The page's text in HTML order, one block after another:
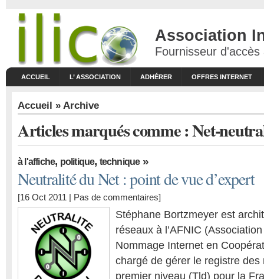
Association
Fournisseur
ACCUEIL L’ ASSOCIATION ADHÉRER OFFRES INTERNET
Accueil » Archive
Articles marqués comme : Net-
à l'affiche, politique, technique»
Neutralité du Net : point de vue d’expert
[16 Oct 2011 | Pas de commentaires]
Stéphane Bortzmeyer est
réseaux à l’AFNIC
Nommage Internet en
chargé de gérer le registre
premier niveau (Tld) pour la